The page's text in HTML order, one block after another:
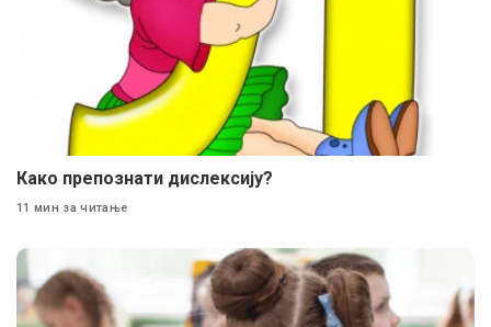
Како препознати дислексију?
11 мин за читање